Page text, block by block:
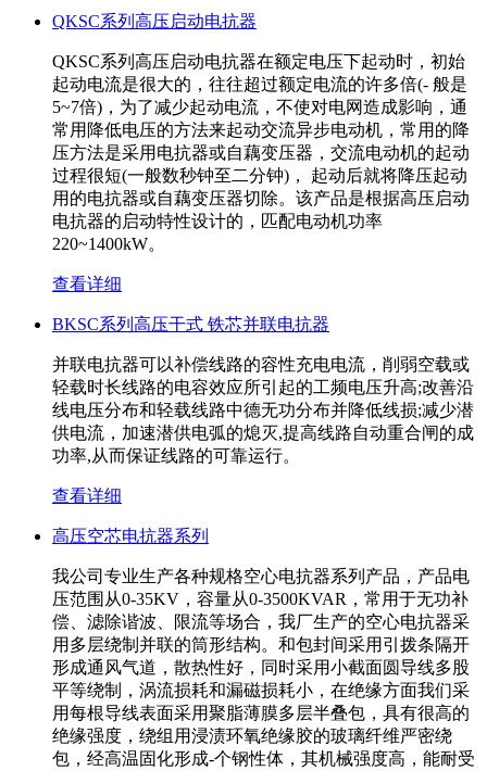
QKSC系列高压启动电抗器
QKSC系列高压启动电抗器在额定电压下起动时，初始
起动电流是很大的，往往超过额定电流的许多倍(- 般是
5~7倍)，为了减少起动电流，不使对电网造成影响，通
常用降低电压的方法来起动交流异步电动机，常用的降
压方法是采用电抗器或自藕变压器，交流电动机的起动
过程很短(一般数秒钟至二分钟)， 起动后就将降压起动
用的电抗器或自藕变压器切除。该产品是根据高压启动
电抗器的启动特性设计的，匹配电动机功率
220~1400kW。
查看详细
BKSC系列高压干式 铁芯并联电抗器
并联电抗器可以补偿线路的容性充电电流，削弱空载或
轻载时长线路的电容效应所引起的工频电压升高;改善沿
线电压分布和轻载线路中德无功分布并降低线损;减少潜
供电流，加速潜供电弧的熄灭,提高线路自动重合闸的成
功率,从而保证线路的可靠运行。
查看详细
高压空芯电抗器系列
我公司专业生产各种规格空心电抗器系列产品，产品电
压范围从0-35KV，容量从0-3500KVAR，常用于无功补
偿、滤除谐波、限流等场合，我厂生产的空心电抗器采
用多层绕制并联的筒形结构。和包封间采用引拨条隔开
形成通风气道，散热性好，同时采用小截面圆导线多股
平等绕制，涡流损耗和漏磁损耗小，在绝缘方面我们采
用每根导线表面采用聚脂薄膜多层半叠包，具有很高的
绝缘强度，绕组用浸渍环氧绝缘胶的玻璃纤维严密绕
包，经高温固化形成-个钢性体，其机械强度高，能耐受